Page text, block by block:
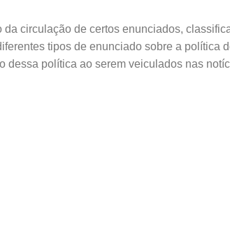
circulação de certos enunciados,
tipos de enunciado sobre a política
política ao serem veiculados nas